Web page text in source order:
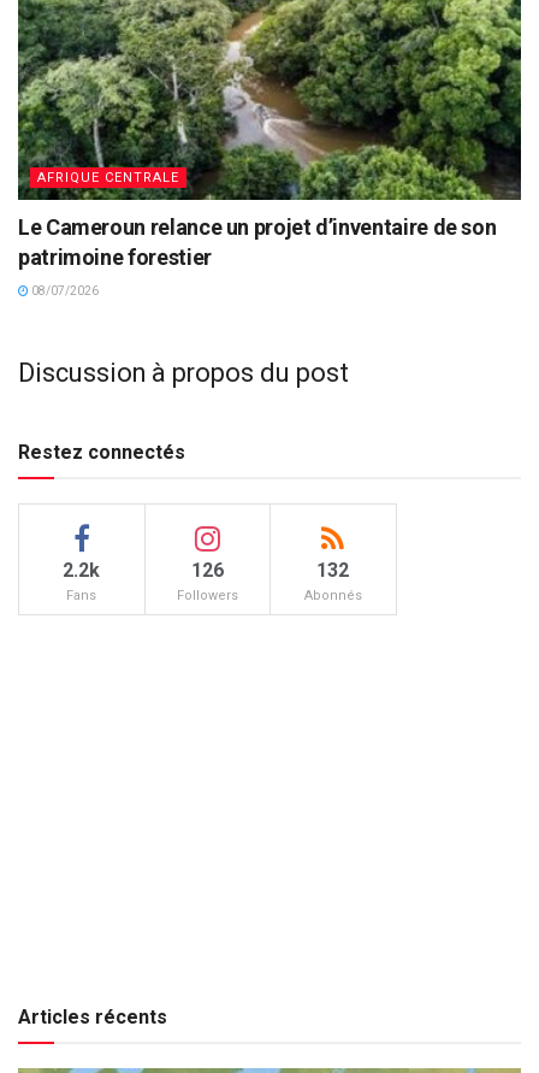
AFRIQUE CENTRALE
Le Cameroun relance un projet d’inventaire de son
patrimoine forestier
08/07/2026
Discussion à propos du post
Restez connectés
2.2k
Fans
126
Followers
132
Abonnés
Articles récents